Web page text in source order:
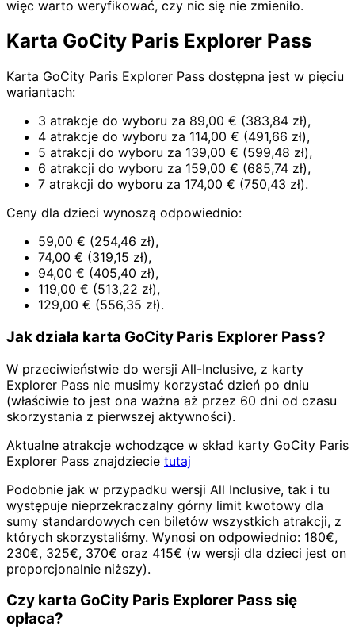
więc warto weryfikować, czy nic się nie zmieniło.
Karta GoCity Paris Explorer Pass
Karta GoCity Paris Explorer Pass dostępna jest w pięciu
wariantach:
3 atrakcje do wyboru za 89,00 € (383,84 zł),
4 atrakcje do wyboru za 114,00 € (491,66 zł),
5 atrakcji do wyboru za 139,00 € (599,48 zł),
6 atrakcji do wyboru za 159,00 € (685,74 zł),
7 atrakcji do wyboru za 174,00 € (750,43 zł).
Ceny dla dzieci wynoszą odpowiednio:
59,00 € (254,46 zł),
74,00 € (319,15 zł),
94,00 € (405,40 zł),
119,00 € (513,22 zł),
129,00 € (556,35 zł).
Jak działa karta GoCity Paris Explorer Pass?
W przeciwieństwie do wersji All-Inclusive, z karty
Explorer Pass nie musimy korzystać dzień po dniu
(właściwie to jest ona ważna aż przez 60 dni od czasu
skorzystania z pierwszej aktywności).
Aktualne atrakcje wchodzące w skład karty GoCity Paris
Explorer Pass znajdziecie tutaj
Podobnie jak w przypadku wersji All Inclusive, tak i tu
występuje nieprzekraczalny górny limit kwotowy dla
sumy standardowych cen biletów wszystkich atrakcji, z
których skorzystaliśmy. Wynosi on odpowiednio: 180€,
230€, 325€, 370€ oraz 415€ (w wersji dla dzieci jest on
proporcjonalnie niższy).
Czy karta GoCity Paris Explorer Pass się
opłaca?